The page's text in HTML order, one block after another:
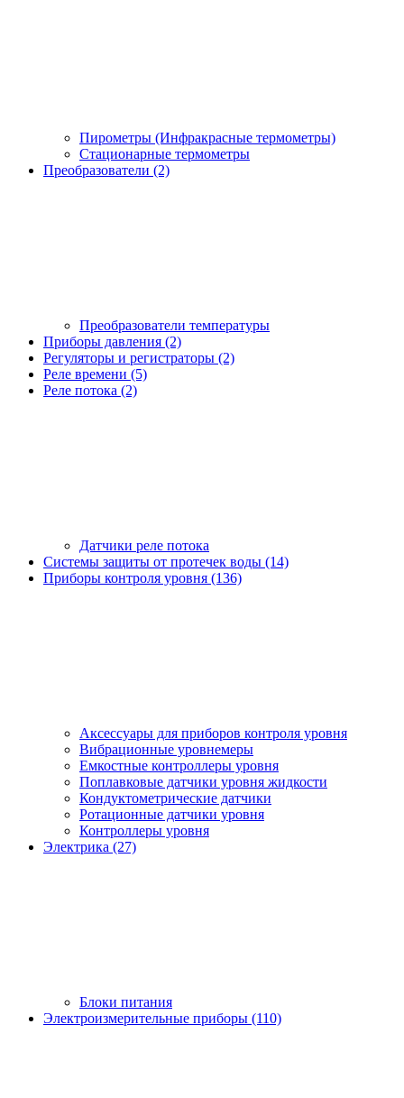
Пирометры (Инфракрасные термометры)
Стационарные термометры
Преобразователи (2)
Преобразователи температуры
Приборы давления (2)
Регуляторы и регистраторы (2)
Реле времени (5)
Реле потока (2)
Датчики реле потока
Системы защиты от протечек воды (14)
Приборы контроля уровня (136)
Аксессуары для приборов контроля уровня
Вибрационные уровнемеры
Емкостные контроллеры уровня
Поплавковые датчики уровня жидкости
Кондуктометрические датчики
Ротационные датчики уровня
Контроллеры уровня
Электрика (27)
Блоки питания
Электроизмерительные приборы (110)